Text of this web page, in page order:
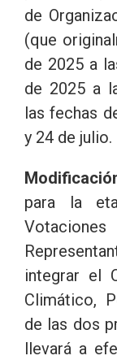
de
(que
de 2025 a
de 2025 a
las fechas
y 24 de julio.
para la
integrar el
Climático,
de las dos
llevará a